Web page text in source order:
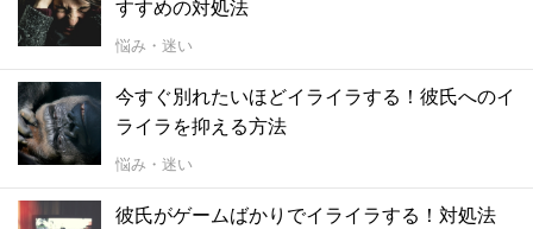
すすめの対処法
悩み・迷い
今すぐ別れたいほどイライラする！彼氏へのイ
ライラを抑える方法
悩み・迷い
彼氏がゲームばかりでイライラする！対処法